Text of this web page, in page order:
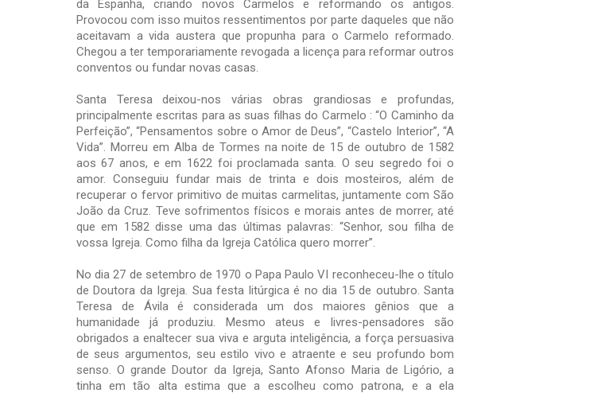
da Espanha, criando novos Carmelos e reformando os antigos.
Provocou com isso muitos ressentimentos por parte daqueles que não
aceitavam a vida austera que propunha para o Carmelo reformado.
Chegou a ter temporariamente revogada a licença para reformar outros
conventos ou fundar novas casas.
Santa Teresa deixou-nos várias obras grandiosas e profundas,
principalmente escritas para as suas filhas do Carmelo : “O Caminho da
Perfeição”, “Pensamentos sobre o Amor de Deus”, “Castelo Interior”, “A
Vida”. Morreu em Alba de Tormes na noite de 15 de outubro de 1582
aos 67 anos, e em 1622 foi proclamada santa. O seu segredo foi o
amor. Conseguiu fundar mais de trinta e dois mosteiros, além de
recuperar o fervor primitivo de muitas carmelitas, juntamente com São
João da Cruz. Teve sofrimentos físicos e morais antes de morrer, até
que em 1582 disse uma das últimas palavras: “Senhor, sou filha de
vossa Igreja. Como filha da Igreja Católica quero morrer”.
No dia 27 de setembro de 1970 o Papa Paulo VI reconheceu-lhe o título
de Doutora da Igreja. Sua festa litúrgica é no dia 15 de outubro. Santa
Teresa de Ávila é considerada um dos maiores gênios que a
humanidade já produziu. Mesmo ateus e livres-pensadores são
obrigados a enaltecer sua viva e arguta inteligência, a força persuasiva
de seus argumentos, seu estilo vivo e atraente e seu profundo bom
senso. O grande Doutor da Igreja, Santo Afonso Maria de Ligório, a
tinha em tão alta estima que a escolheu como patrona, e a ela